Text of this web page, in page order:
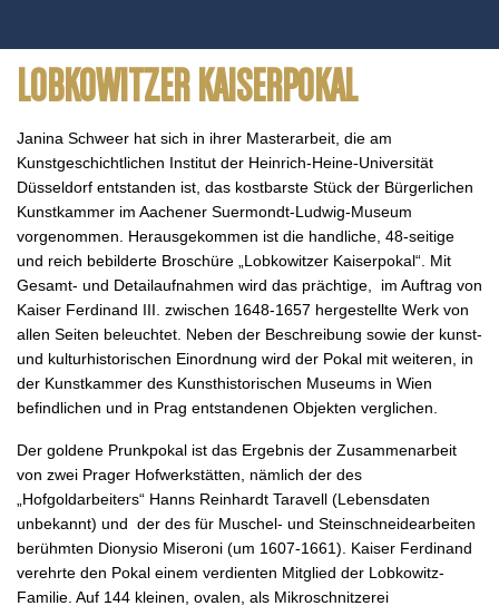
LOBKOWITZER KAISERPOKAL
Janina Schweer hat sich in ihrer Masterarbeit, die am
Kunstgeschichtlichen Institut der Heinrich-Heine-Universität
Düsseldorf entstanden ist, das kostbarste Stück der Bürgerlichen
Kunstkammer im Aachener Suermondt-Ludwig-Museum
vorgenommen. Herausgekommen ist die handliche, 48-seitige
und reich bebilderte Broschüre „Lobkowitzer Kaiserpokal“. Mit
Gesamt- und Detailaufnahmen wird das prächtige, im Auftrag von
Kaiser Ferdinand III. zwischen 1648-1657 hergestellte Werk von
allen Seiten beleuchtet. Neben der Beschreibung sowie der kunst-
und kulturhistorischen Einordnung wird der Pokal mit weiteren, in
der Kunstkammer des Kunsthistorischen Museums in Wien
befindlichen und in Prag entstandenen Objekten verglichen.
Der goldene Prunkpokal ist das Ergebnis der Zusammenarbeit
von zwei Prager Hofwerkstätten, nämlich der des
„Hofgoldarbeiters“ Hanns Reinhardt Taravell (Lebensdaten
unbekannt) und der des für Muschel- und Steinschneidearbeiten
berühmten Dionysio Miseroni (um 1607-1661). Kaiser Ferdinand
verehrte den Pokal einem verdienten Mitglied der Lobkowitz-
Familie. Auf 144 kleinen, ovalen, als Mikroschnitzerei